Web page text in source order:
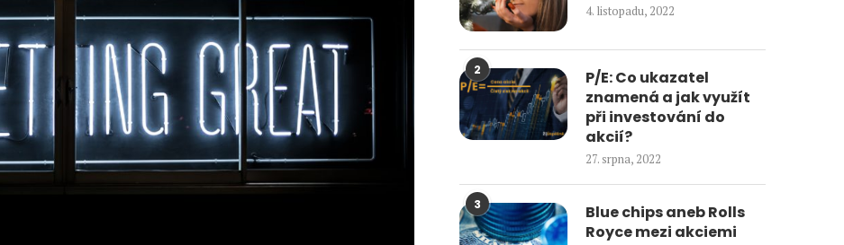
4. listopadu, 2022
2
P/E: Co ukazatel
znamená a jak využít
při investování do
akcií?
27. srpna, 2022
3
Blue chips aneb Rolls
Royce mezi akciemi